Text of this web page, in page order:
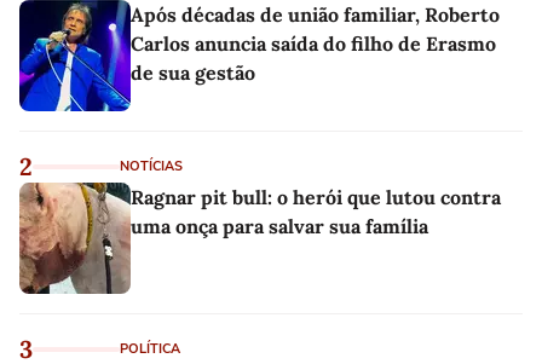
Após décadas de união familiar, Roberto
Carlos anuncia saída do filho de Erasmo
de sua gestão
2 NOTÍCIAS
Ragnar pit bull: o herói que lutou contra
uma onça para salvar sua família
3 POLÍTICA